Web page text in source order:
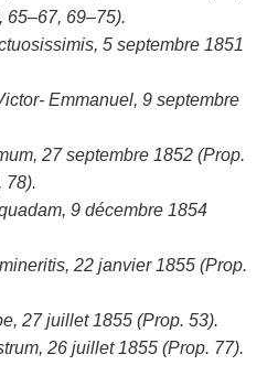
65–67, 69–75).
5 septembre 1851
Emmanuel, 9 septembre
27 septembre 1852 (Prop.
78).
9 décembre 1854
22 janvier 1855 (Prop.
27 juillet 1855 (Prop. 53).
26 juillet 1855 (Prop. 77).